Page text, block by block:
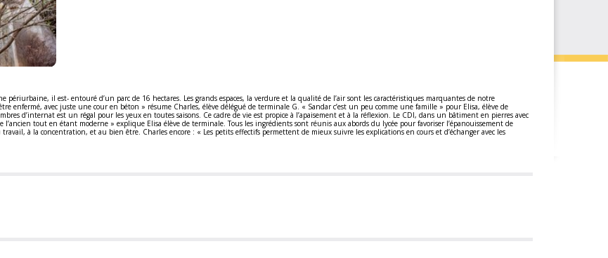
périurbaine, il est- entouré d’un parc de 16 hectares. Les grands espaces, la verdure et la qualité de l’air sont les caractéristiques marquantes de notre
enfermé, avec juste une cour en béton » résume Charles, élève délégué de terminale G. « Sandar c’est un peu comme une famille » pour Elisa, élève de
d’internat est un régal pour les yeux en toutes saisons. Ce cadre de vie est propice à l’apaisement et à la réflexion. Le CDI, dans un bâtiment en pierres avec
tout en étant moderne » explique Elisa élève de terminale. Tous les ingrédients sont réunis aux abords du lycée pour favoriser l’épanouissement de
à la concentration, et au bien être. Charles encore : « Les petits effectifs permettent de mieux suivre les explications en cours et d’échanger avec les